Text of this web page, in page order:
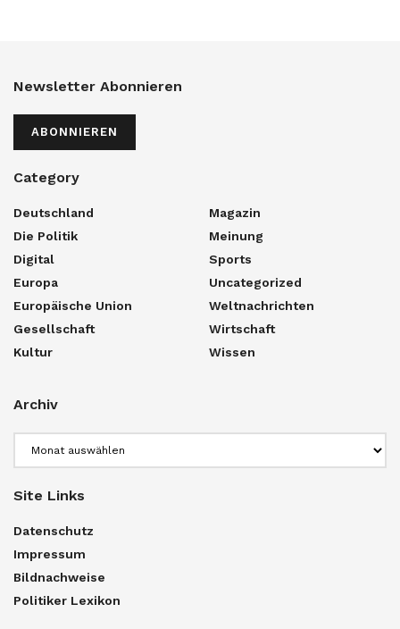
Newsletter Abonnieren
ABONNIEREN
Category
Deutschland
Die Politik
Digital
Europa
Europäische Union
Gesellschaft
Kultur
Magazin
Meinung
Sports
Uncategorized
Weltnachrichten
Wirtschaft
Wissen
Archiv
Site Links
Datenschutz
Impressum
Bildnachweise
Politiker Lexikon